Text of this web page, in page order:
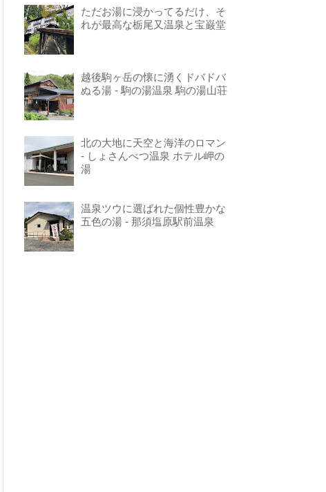
ただお湯に浸かってるだけ、そ
れが最高な栃尾又温泉と宝巌堂
越後駒ヶ岳の懐に湧くドバドバ
ぬる湯 - 駒の湯温泉 駒の湯山荘
北の大地に天空と海洋のロマン
- しょさんべつ温泉 ホテル岬の
湯
温泉ツウに選ばれた個性豊かな
五色の湯 - 那須塩原駅前温泉